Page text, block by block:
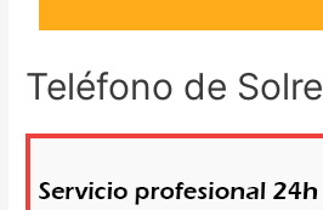
Teléfono de